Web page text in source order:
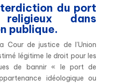
du port
dans
publique.
Cour de justice de l’Union
légitime le droit pour les
de bannir « le port de
idéologique ou